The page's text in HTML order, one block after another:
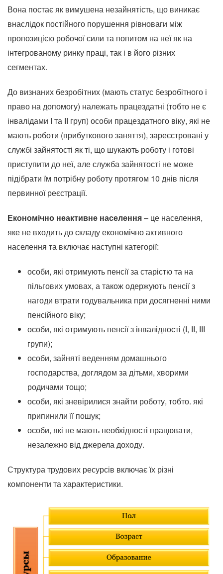
Вона постає як вимушена незайнятість, що виникає
внаслідок постійного порушення рівноваги між
пропозицією робочої сили та попитом на неї як на
інтегрованому ринку праці, так і в його різних
сегментах.
До визнаних безробітних (мають статус безробітного і
право на допомогу) належать працездатні (тобто не є
інвалідами І та ІІ груп) особи працездатного віку, які не
мають роботи (прибуткового заняття), зареєстровані у
службі зайнятості як ті, що шукають роботу і готові
приступити до неї, але служба зайнятості не може
підібрати їм потрібну роботу протягом 10 днів після
первинної реєстрації.
Економічно неактивне населення– це населення,
яке не входить до складу економічно активного
населення та включає наступні категорії:
особи, які отримують пенсії за старістю та на
пільгових умовах, а також одержують пенсії з
нагоди втрати годувальника при досягненні ними
пенсійного віку;
особи, які отримують пенсії з інвалідності (І, ІІ, ІІІ
групи);
особи, зайняті веденням домашнього
господарства, доглядом за дітьми, хворими
родичами тощо;
особи, які зневірилися знайти роботу, тобто. які
припинили її пошук;
особи, які не мають необхідності працювати,
незалежно від джерела доходу.
Структура трудових ресурсів включає їх різні
компоненти та характеристики.